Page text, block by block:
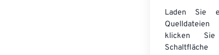
Laden Sie
klicken
Schaltfläche